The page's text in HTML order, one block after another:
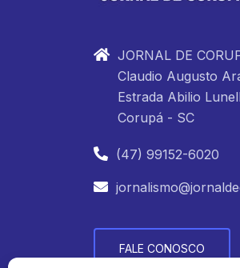
JORNAL DE
Claudio Augusto
Estrada Abilio
Corupá - SC
(47) 99152-6020
FALE CONOSCO